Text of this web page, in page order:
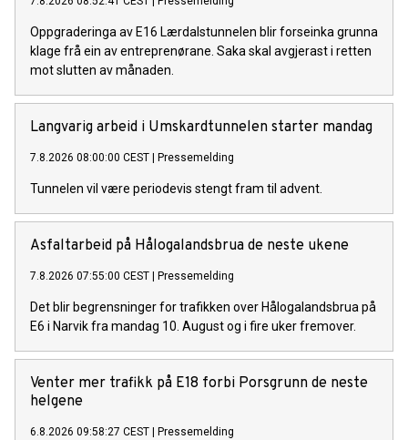
Oppgraderinga av E16 Lærdalstunnelen blir forseinka grunna
klage frå ein av entreprenørane. Saka skal avgjerast i retten
mot slutten av månaden.
Langvarig arbeid i Umskardtunnelen starter mandag
7.8.2026 08:00:00 CEST Pressemelding
Tunnelen vil være periodevis stengt fram til advent.
Asfaltarbeid på Hålogalandsbrua de neste ukene
7.8.2026 07:55:00 CEST Pressemelding
Det blir begrensninger for trafikken over Hålogalandsbrua på
E6 i Narvik fra mandag 10. August og i fire uker fremover.
Venter mer trafikk på E18 forbi Porsgrunn de neste
helgene
6.8.2026 09:58:27 CEST Pressemelding